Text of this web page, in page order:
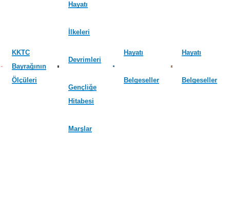
KKTC
Bayrağının
Ölçüleri
Hayatı
İlkeleri
Devrimleri
Gençliğe
Hitabesi
Marşlar
Hayatı
Belgeseller
Hayatı
Belgeseller